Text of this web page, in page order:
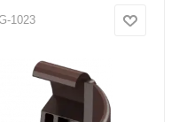
1023